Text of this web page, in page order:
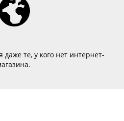
даже те, у кого нет интернет-